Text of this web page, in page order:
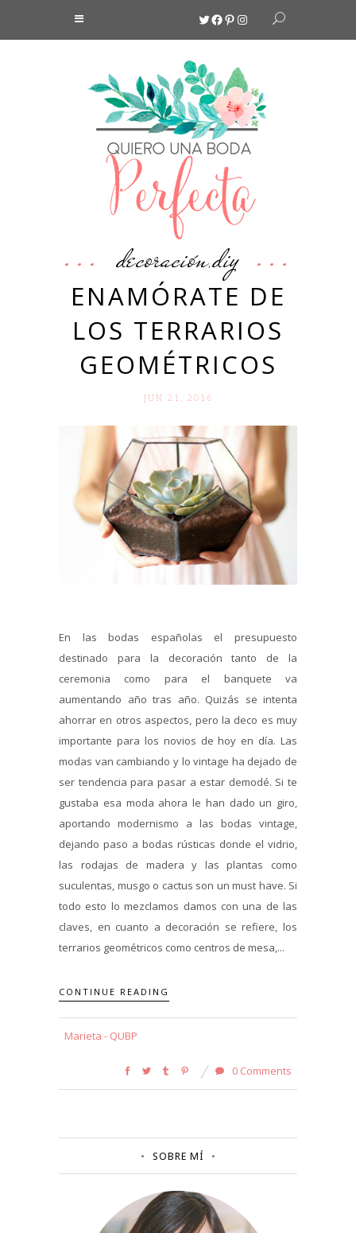
Twitter
Facebook
Pinterest
Instagram
decoración,diy
ENAMÓRATE DE
LOS TERRARIOS
GEOMÉTRICOS
JUN 21. 2016
En las bodas españolas el presupuesto
destinado para la decoración tanto de la
ceremonia como para el banquete va
aumentando año tras año. Quizás se intenta
ahorrar en otros aspectos, pero la deco es muy
importante para los novios de hoy en día. Las
modas van cambiando y lo vintage ha dejado de
ser tendencia para pasar a estar demodé. Si te
gustaba esa moda ahora le han dado un giro,
aportando modernismo a las bodas vintage,
dejando paso a bodas rústicas donde el vidrio,
las rodajas de madera y las plantas como
suculentas, musgo o cactus son un must have. Si
todo esto lo mezclamos damos con una de las
claves, en cuanto a decoración se refiere, los
terrarios geométricos como centros de mesa,...
CONTINUE READING
Marieta - QUBP
0 Comments
SOBRE MÍ